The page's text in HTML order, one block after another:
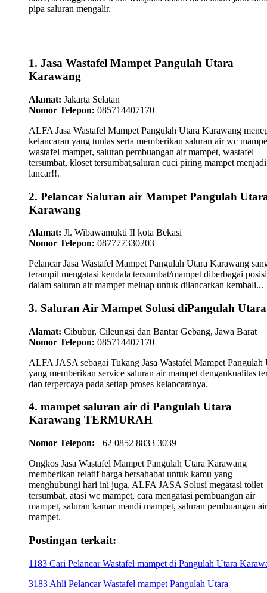
pipa saluran mengalir.
1. Jasa Wastafel Mampet Pangulah Utara
Karawang
Alamat: Jakarta Selatan
Nomor Telepon: 085714407170
ALFA Jasa Wastafel Mampet Pangulah Utara Karawang
kelancaran yang tuntas serta memberikan saluran air wc
wastafel mampet, saluran pembuangan air mampet, wastafel
tersumbat, kloset tersumbat,saluran cuci piring mampet menjadi
lancar!!.
2. Pelancar Saluran air Mampet Pangulah
Karawang
Alamat: Jl. Wibawamukti II kota Bekasi
Nomor Telepon: 087777330203
Pelancar Jasa Wastafel Mampet Pangulah Utara Karawang
terampil mengatasi kendala tersumbat/mampet diberbagai
dalam saluran air mampet meluap untuk dilancarkan kembali...
3. Saluran Air Mampet Solusi diPangulah Utara
Alamat: Cibubur, Cileungsi dan Bantar Gebang, Jawa Barat
Nomor Telepon: 085714407170
ALFA JASA sebagai Tukang Jasa Wastafel Mampet Pangulah
yang memberikan service saluran air mampet dengankualitas
dan terpercaya pada setiap proses kelancaranya.
4. mampet saluran air di Pangulah Utara
Karawang TERMURAH
Nomor Telepon: +62 0852 8833 3039
Ongkos Jasa Wastafel Mampet Pangulah Utara Karawang
memberikan relatif harga bersahabat untuk kamu yang
menghubungi hari ini juga, ALFA JASA Solusi megatasi toilet
tersumbat, atasi wc mampet, cara mengatasi pembuangan air
mampet, saluran kamar mandi mampet, saluran pembuangan air
mampet.
Postingan terkait:
1183 Cari Pelancar Wastafel mampet di Pangulah Utara
3183 Ahli Pelancar Wastafel mampet Pangulah Utara